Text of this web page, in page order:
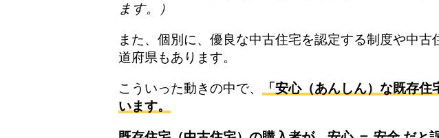
ます。）
また、個別に、優良な中古住宅を認定する制度や中
道府県もあります。
こういった動きの中で、
「安心（あんしん）な既存
います。